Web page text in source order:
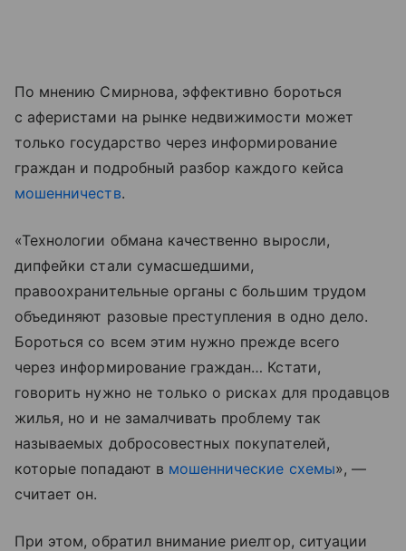
По мнению Смирнова, эффективно бороться
с аферистами на рынке недвижимости может
только государство через информирование
граждан и подробный разбор каждого кейса
мошенничеств.
«Технологии обмана качественно выросли,
дипфейки стали сумасшедшими,
правоохранительные органы с большим трудом
объединяют разовые преступления в одно дело.
Бороться со всем этим нужно прежде всего
через информирование граждан… Кстати,
говорить нужно не только о рисках для продавцов
жилья, но и не замалчивать проблему так
называемых добросовестных покупателей,
которые попадают в мошеннические схемы», —
считает он.
При этом, обратил внимание риелтор, ситуации